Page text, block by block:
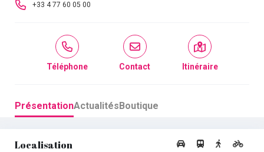
+33 4 77 60 05 00
Téléphone Contact Itinéraire
PrésentationActualitésBoutique
Localisation